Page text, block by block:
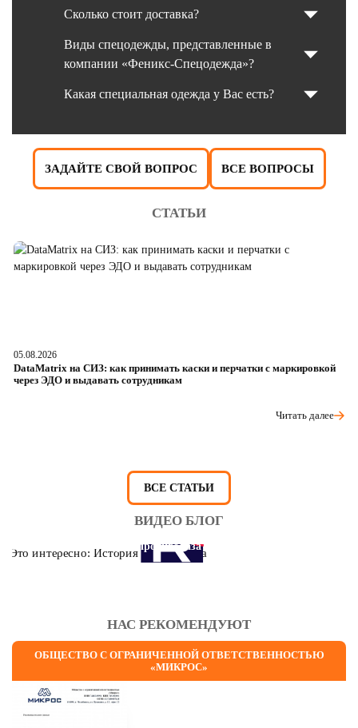
Сколько стоит доставка?
Виды спецодежды, представленные в
компании «Феникс-Спецодежда»?
Какая специальная одежда у Вас есть?
ЗАДАЙТЕ СВОЙ ВОПРОС ВСЕ ВОПРОСЫ
СТАТЬИ
05.08.2026
DataMatrix на СИЗ: как принимать каски и перчатки с маркировкой
через ЭДО и выдавать сотрудникам
Читать далее
ВСЕ СТАТЬИ
ВИДЕО БЛОГ
Это интересно: История противогаза
НАС РЕКОМЕНДУЮТ
ОБЩЕСТВО С ОГРАНИЧЕННОЙ ОТВЕТСТВЕННОСТЬЮ
«МИКРОС»